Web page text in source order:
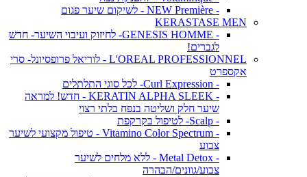
- NEW Première - לשיקום שיער פגום
KERASTASE MEN
- GENESIS HOMME- לחיזוק ועיבוי השיער- חדש
לגברים!
L'OREAL PROFESSIONNEL - לוריאל פרופסיונל- סרי
אקספרט
- Curl Expression- לכל סוגי התלתלים
- KERATIN ALPHA SLEEK - חדש! למראה
שיער חלק ושליטה בנפח בלתי רצוי
- Scalp- לטיפול בקרקפת
- Vitamino Color Spectrum - טיפול מקצועי לשיער
צבוע
- Metal Detox - ללא מלחים לשיער
צבוע/גוונים/הבהרה